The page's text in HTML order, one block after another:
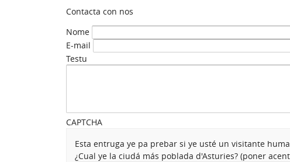
Contacta con nos
Nome
E-mail
Testu
CAPTCHA
Esta entruga ye pa prebar si ye usté un visitante
¿Cual ye la ciudá más poblada d'Asturies? (poner